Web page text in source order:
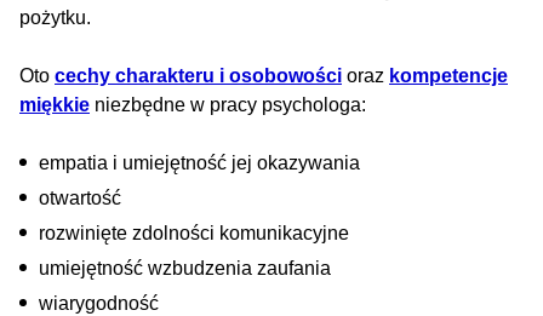
pożytku.
Oto cechy charakteru i osobowości oraz kompetencje
miękkie niezbędne w pracy psychologa:
empatia i umiejętność jej okazywania
otwartość
rozwinięte zdolności komunikacyjne
umiejętność wzbudzenia zaufania
wiarygodność